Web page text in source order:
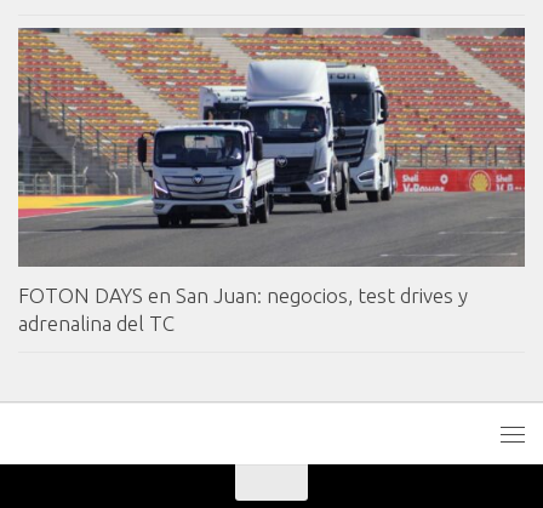
FOTON DAYS en San Juan: negocios, test drives y
adrenalina del TC